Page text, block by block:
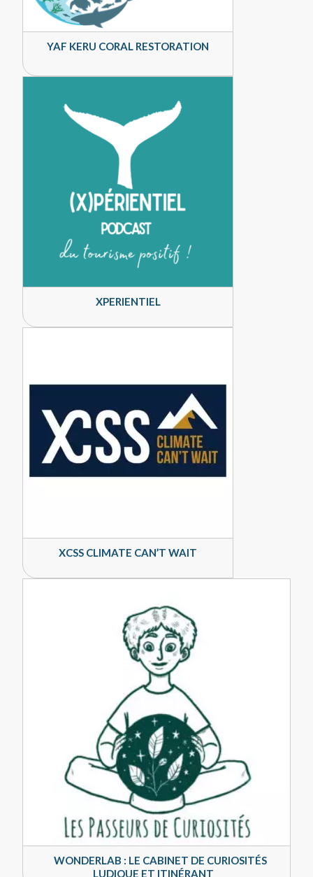
YAF KERU CORAL RESTORATION
XPERIENTIEL
XCSS CLIMATE CAN’T WAIT
WONDERLAB : LE CABINET DE CURIOSITÉS
LUDIQUE ET ITINÉRANT